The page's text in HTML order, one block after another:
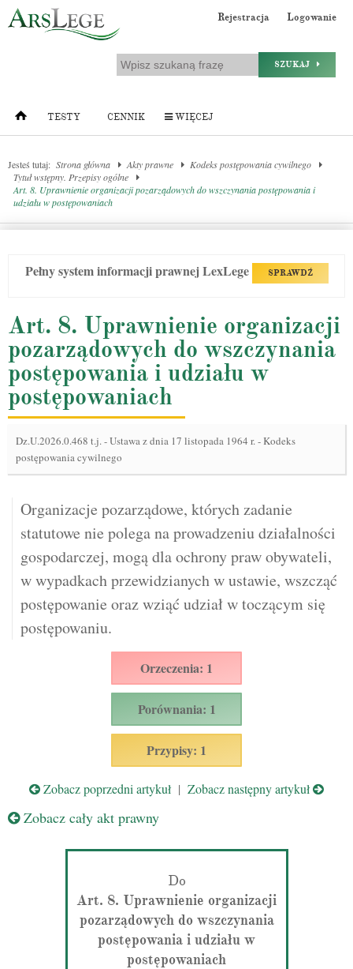
Rejestracja Logowanie
SZUKAJ
TESTY CENNIK WIĘCEJ
Jesteś tutaj: Strona główna Akty prawne
Kodeks postępowania cywilnego
Tytuł wstępny. Przepisy ogólne
Art. 8. Uprawnienie organizacji pozarządowych do wszczynania postępowania i
udziału w postępowaniach
Pełny system informacji prawnej LexLege SPRAWDŹ
Art. 8. Uprawnienie organizacji
pozarządowych do wszczynania
postępowania i udziału w
postępowaniach
Dz.U.2026.0.468 t.j.-Ustawa z dnia 17 listopada 1964 r. - Kodeks
postępowania cywilnego
Organizacje pozarządowe, których zadanie
statutowe nie polega na prowadzeniu działalności
gospodarczej, mogą dla ochrony praw obywateli,
w wypadkach przewidzianych w ustawie, wszcząć
postępowanie oraz wziąć udział w toczącym się
postępowaniu.
Orzeczenia: 1
Porównania: 1
Przypisy: 1
Zobacz poprzedni artykuł | Zobacz następny artykuł
Zobacz cały akt prawny
Do
Art. 8. Uprawnienie organizacji
pozarządowych do wszczynania
postępowania i udziału w
postępowaniach